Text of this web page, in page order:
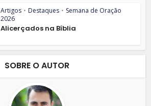
Artigos • Destaques • Semana de Oração
2026
Alicerçados na Bíblia
SOBRE O AUTOR